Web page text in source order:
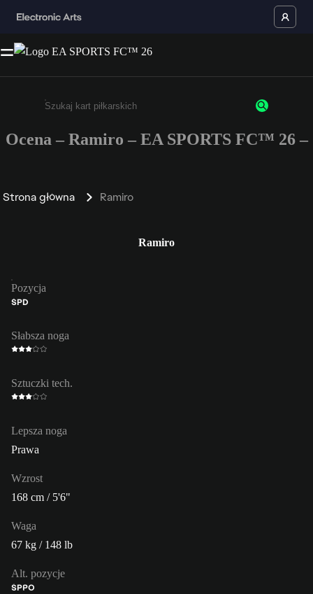
Wpisz co najmniej 3 znaki lub cyfry.
Ocena – Ramiro – EA SPORTS FC™ 26 –
Strona główna Ramiro
Ramiro
Pozycja
ŚPD
Słabsza noga
Sztuczki tech.
Lepsza noga
Prawa
Wzrost
168 cm / 5'6"
Waga
67 kg / 148 lb
Alt. pozycje
ŚPPO